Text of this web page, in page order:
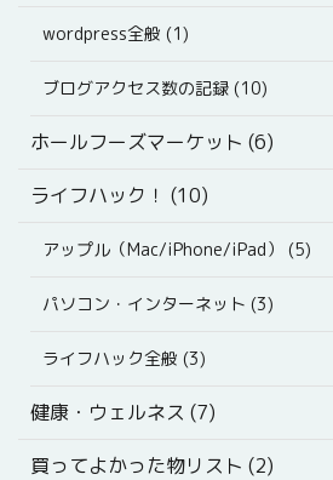
wordpress全般 (1)
ブログアクセス数の記録 (10)
ホールフーズマーケット (6)
ライフハック！ (10)
アップル（Mac/iPhone/iPad） (5)
パソコン・インターネット (3)
ライフハック全般 (3)
健康・ウェルネス (7)
買ってよかった物リスト (2)